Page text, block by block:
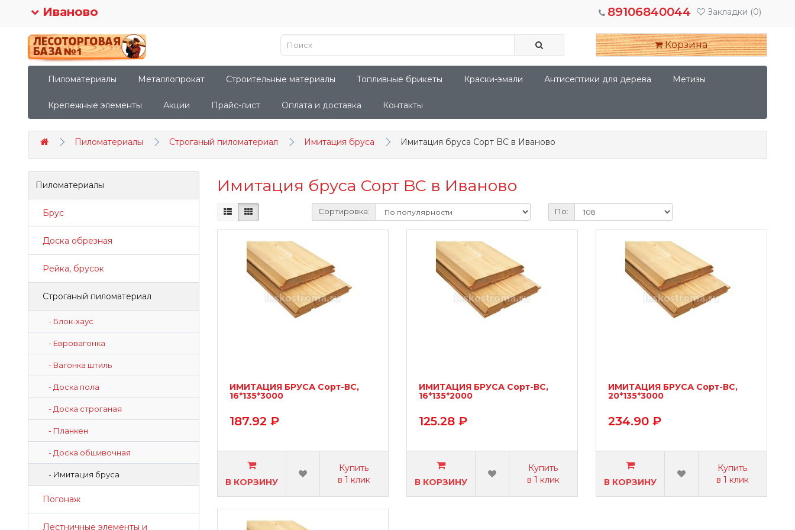
Иваново Закладки (0)
89106840044
Корзина
Пиломатериалы Металлопрокат Строительные материалы Топливные брикеты Краски-эмали Антисептики для дерева Метизы
Крепежные элементы Акции Прайс-лист Оплата и доставка Контакты
Пиломатериалы Строганый пиломатериал Имитация бруса Имитация бруса Сорт BC в Иваново
Пиломатериалы
Брус
Доска обрезная
Рейка, брусок
Строганый пиломатериал
- Блок-хаус
- Евровагонка
- Вагонка штиль
- Доска пола
- Доска строганая
- Планкен
- Доска обшивочная
- Имитация бруса
Погонаж
Лестничные элементы и
Имитация бруса Сорт BC в Иваново
Сортировка: По:
ИМИТАЦИЯ БРУСА Сорт-ВС,
16*135*3000
187.92 ₽
В КОРЗИНУ
Купить
в 1 клик
ИМИТАЦИЯ БРУСА Сорт-ВС,
16*135*2000
125.28 ₽
В КОРЗИНУ
Купить
в 1 клик
ИМИТАЦИЯ БРУСА Сорт-ВС,
20*135*3000
234.90 ₽
В КОРЗИНУ
Купить
в 1 клик